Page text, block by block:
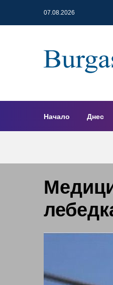
07.08.2026
Начало Днес